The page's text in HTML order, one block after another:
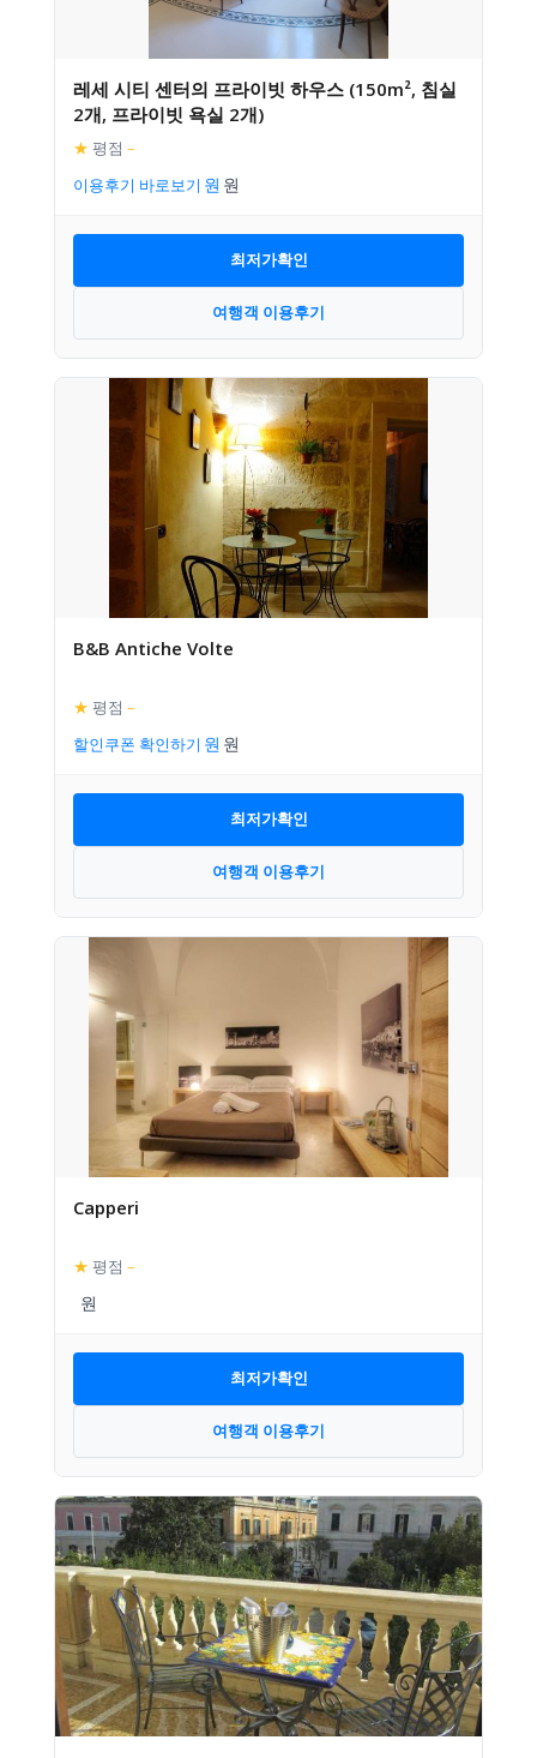
레세 시티 센터의 프라이빗 하우스 (150m², 침실
2개, 프라이빗 욕실 2개)
★ 평점 –
이용후기 바로보기
최저가확인
여행객 이용후기
B&B Antiche Volte
★ 평점 –
할인쿠폰 확인하기
최저가확인
여행객 이용후기
Capperi
★ 평점 –
최저가확인
여행객 이용후기